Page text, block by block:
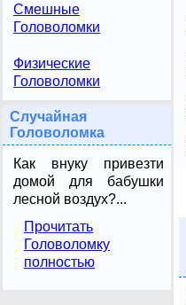
Смешные
Головоломки
Физические
Головоломки
Случайная
Головоломка
Как внуку привезти
домой для бабушки
лесной воздух?...
Прочитать
Головоломку
полностью